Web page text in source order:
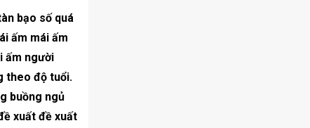
bạo số quá
ấm mái ấm
ấm người
theo độ tuổi.
buồng ngủ
xuất đề xuất